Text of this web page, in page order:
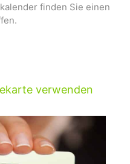
finden Sie einen
verwenden